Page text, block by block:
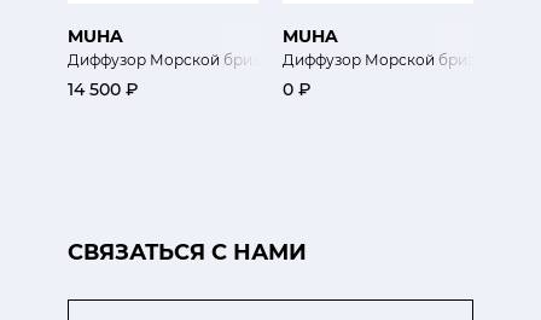
MUHA
Диффузор Морской бриз 500 мл
14 500 ₽
MUHA
Диффузор Морской бриз 200 мл
0 ₽
CВЯЗАТЬСЯ С НАМИ